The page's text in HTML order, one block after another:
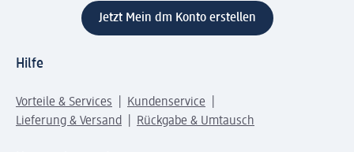
Jetzt Mein dm Konto erstellen
Hilfe
Vorteile & Services
Kundenservice
Lieferung & Versand
Rückgabe & Umtausch